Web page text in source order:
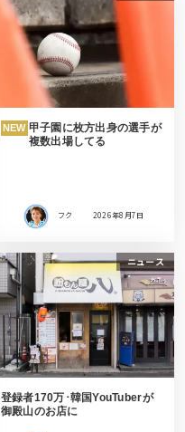
NEW 甲子園に枚方出身の選手が
複数出場してる
フク 2026年8月7日
ニュース
登録者170万･韓国YouTuberが
御殿山のお店に